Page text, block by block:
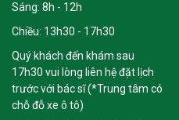
Sáng: 8h - 12h
Chiều: 13h30 - 17h30
Quý khách đến khám sau
17h30 vui lòng liên hệ đặt lịch
trước với bác sĩ (*Trung tâm có
chỗ đỗ xe ô tô)